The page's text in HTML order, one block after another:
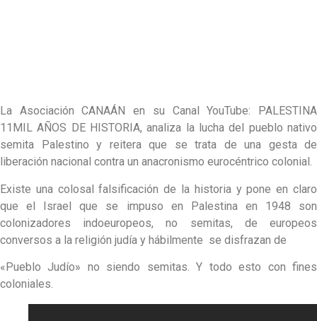
La Asociación CANAÁN en su Canal YouTube: PALESTINA
11MIL AÑOS DE HISTORIA, analiza la lucha del pueblo nativo
semita Palestino y reitera que se trata de una gesta de
liberación nacional contra un anacronismo eurocéntrico colonial.
Existe una colosal falsificación de la historia y pone en claro
que el Israel que se impuso en Palestina en 1948 son
colonizadores indoeuropeos, no semitas, de europeos
conversos a la religión judía y hábilmente se disfrazan de
«Pueblo Judío» no siendo semitas. Y todo esto con fines
coloniales.